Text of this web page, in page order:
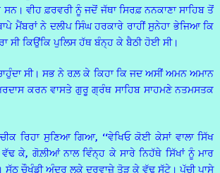
ਵੀਹ ਫ਼ਰਵਰੀ ਨੂੰ ਜਦੋਂ ਜੱਥਾ ਸਿਰਫ਼ ਨਨਕਾਣਾ ਸਾਹਿਬ ਤੋਂ
ਮੈਂਬਰਾਂ ਨੇ ਦਲੀਪ ਸਿੰਘ ਹਰਕਾਰੇ ਰਾਹੀਂ ਸੁਨੇਹਾ ਭੇਜਿਆ ਕਿ
ਸੀ ਕਿਉਂਕਿ ਪੁਲਿਸ ਹੱਥ ਬੰਨ੍ਹ ਕੇ ਬੈਠੀ ਹੋਈ ਸੀ।
ਸੀ। ਸਭ ਨੇ ਰਲ਼ ਕੇ ਕਿਹਾ ਕਿ ਜਦ ਅਸੀਂ ਅਮਨ ਅਮਾਨ
ਕਰਨ ਵਾਸਤੇ ਗੁਰੂ ਗ੍ਰੰਥ ਸਾਹਿਬ ਸਾਹਮਣੇ ਨਤਮਸਤਕ
ਰਿਹਾ ਸੁਣਿਆ ਗਿਆ, ‘‘ਵੇਖਿਓ ਕੋਈ ਕੇਸਾਂ ਵਾਲਾ ਸਿੱਖ
ਕੇ, ਗੋਲ਼ੀਆਂ ਨਾਲ ਵਿੰਨ੍ਹ ਕੇ ਸਾਰੇ ਨਿਹੱਥੇ ਸਿੱਖਾਂ ਨੂੰ ਮਾਰ
ਚੌਖੰਡੀ ਅੰਦਰ ਲੁਕੇ ਦਰਵਾਜ਼ੇ ਤੋੜ ਕੇ ਵੱਢ ਸੁੱਟੇ। ਪੱਚੀ ਪਾਸੇ